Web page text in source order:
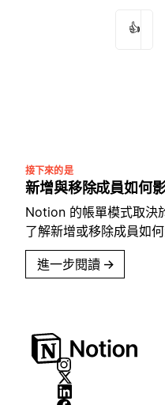
👍
接下來的是
新增與移除成員如何
Notion 的帳單模式取決
了解新增或移除成員如
進一步閱讀 →